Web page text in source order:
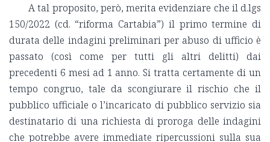
A tal proposito, però, merita evidenziare che il d.lgs
150/2022 (cd. “riforma Cartabia”) il primo termine di
durata delle indagini preliminari per abuso di ufficio è
passato (così come per tutti gli altri delitti) dai
precedenti 6 mesi ad 1 anno. Si tratta certamente di un
tempo congruo, tale da scongiurare il rischio che il
pubblico ufficiale o l’incaricato di pubblico servizio sia
destinatario di una richiesta di proroga delle indagini
che potrebbe avere immediate ripercussioni sulla sua